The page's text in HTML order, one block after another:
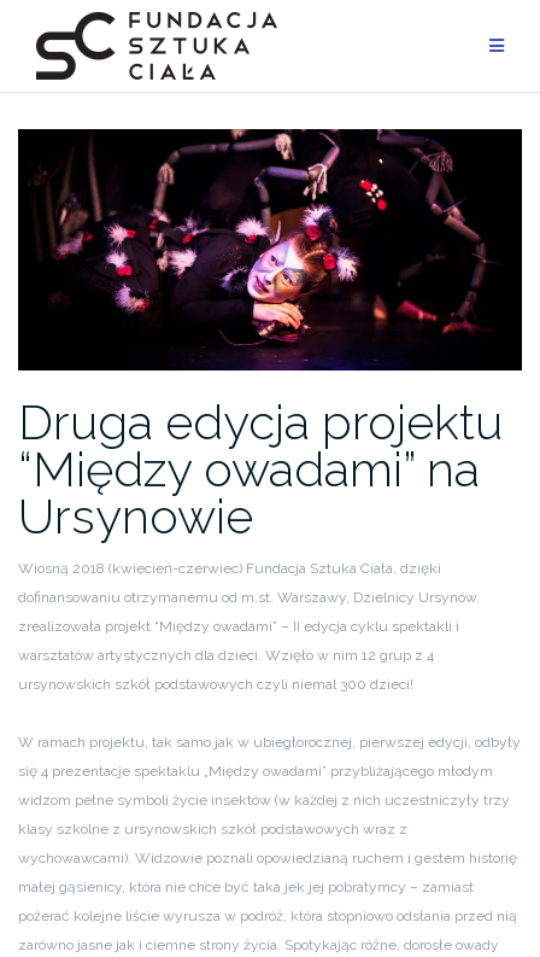
treści
Druga edycja projektu
“Między owadami” na
Ursynowie
Wiosną 2018 (kwiecień-czerwiec) Fundacja Sztuka Ciała, dzięki
dofinansowaniu otrzymanemu od m.st. Warszawy, Dzielnicy Ursynów,
zrealizowała projekt “Między owadami” – II edycja cyklu spektakli i
warsztatów artystycznych dla dzieci. Wzięło w nim 12 grup z 4
ursynowskich szkół podstawowych czyli niemal 300 dzieci!
W ramach projektu, tak samo jak w ubiegłorocznej, pierwszej edycji, odbyły
się 4 prezentacje spektaklu „Między owadami” przybliżającego młodym
widzom pełne symboli życie insektów (w każdej z nich uczestniczyły trzy
klasy szkolne z ursynowskich szkół podstawowych wraz z
wychowawcami). Widzowie poznali opowiedzianą ruchem i gestem historię
małej gąsienicy, która nie chce być taka jek jej pobratymcy – zamiast
pożerać kolejne liście wyrusza w podróż, która stopniowo odsłania przed nią
zarówno jasne jak i ciemne strony życia. Spotykając różne, dorosłe owady